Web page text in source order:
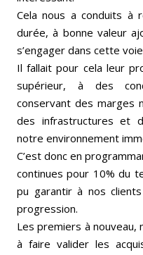
Cela nous a conduits à
durée, à bonne valeur
s’engager dans cette
Il fallait pour cela leur
supérieur, à des
conservant des marges
des infrastructures et
notre environnement
C’est donc en
continues pour 10% du
pu garantir à nos
progression.
Les premiers à nouveau,
à faire valider les